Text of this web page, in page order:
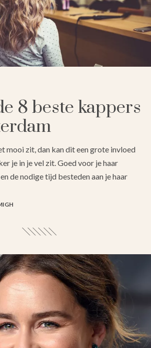
8 beste kappers
mooi zit, dan kan dit een grote invloed
je in je vel zit. Goed voor je haar
de nodige tijd besteden aan je haar